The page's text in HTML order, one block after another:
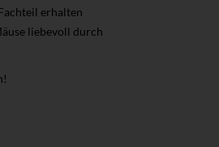
erhalten
liebevoll durch